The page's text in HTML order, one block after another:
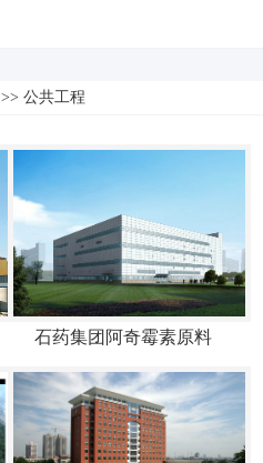
>> 公共工程
石药集团阿奇霉素原料